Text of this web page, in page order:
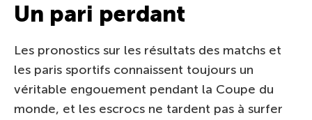
Un pari perdant
Les pronostics sur les résultats des matchs et
les paris sportifs connaissent toujours un
véritable engouement pendant la Coupe du
monde, et les escrocs ne tardent pas à surfer